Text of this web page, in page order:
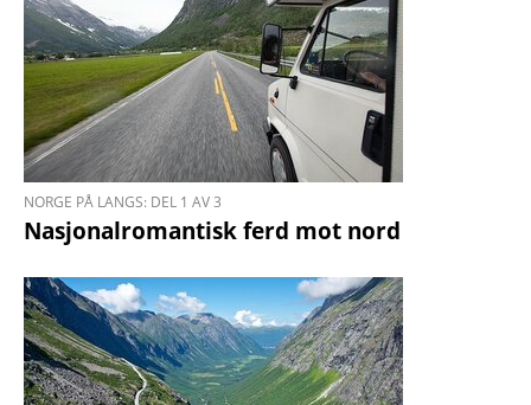
NORGE PÅ LANGS: DEL 1 AV 3
Nasjonal­romantisk ferd mot nord